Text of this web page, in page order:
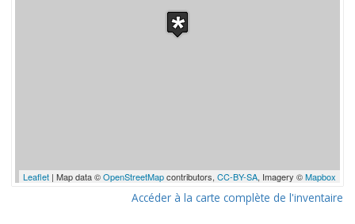
Leaflet | Map data ©OpenStreetMapcontributors, CC-BY-SA, Imagery ©Mapbox
Accéder à la carte complète de l'inventaire